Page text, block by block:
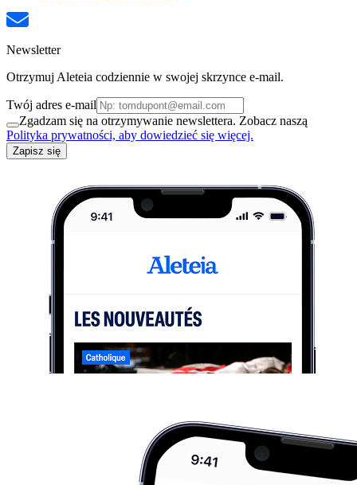
Newsletter
Otrzymuj Aleteia codziennie w swojej skrzynce e-mail.
Twój adres e-mail
Zgadzam się na otrzymywanie newslettera. Zobacz naszą
Polityka prywatności, aby dowiedzieć się więcej.
Zapisz się